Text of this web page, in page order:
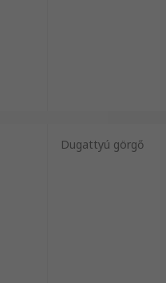
Dugattyú görgő